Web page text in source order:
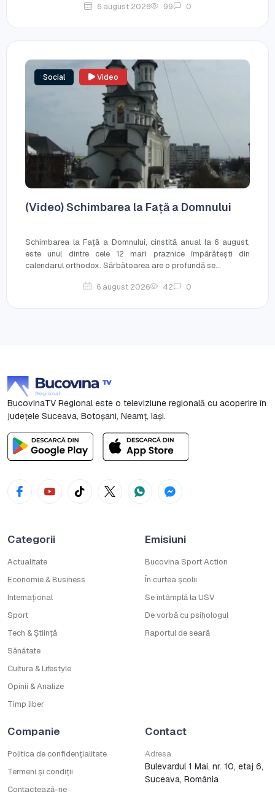
6 august 2026 99 0
Social Video
(Video) Schimbarea la Față a Domnului
Schimbarea la Față a Domnului, cinstită anual la 6 august,
este unul dintre cele 12 mari praznice împărătești din
calendarul orthodox. Sărbătoarea are o profundă se...
6 august 2026 42 0
BucovinaTV Regional este o televiziune regională cu acoperire în
județele Suceava, Botoşani, Neamț, Iași.
Categorii
Actualitate
Economie & Business
Internațional
Sport
Tech & Știință
Sănătate
Cultura & Lifestyle
Opinii & Analize
Timp liber
Emisiuni
Bucovina Sport Action
În curtea școlii
Se întâmplă la USV
De vorbă cu psihologul
Raportul de seară
Companie
Politica de confidențialitate
Termeni și condiții
Contactează-ne
Contact
Adresa
Bulevardul 1 Mai, nr. 10, etaj 6,
Suceava, România